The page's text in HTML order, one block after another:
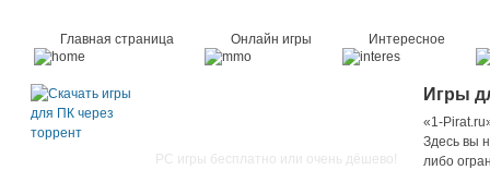
Главная страница Онлайн игры Интересное
PC игры бесплатно или очень дёшево!
Игры
«1-
Здесь вы
либо